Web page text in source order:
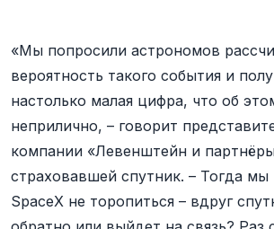
«Мы попросили астрономов
вероятность такого события и
настолько малая цифра, что об
неприлично, – говорит
компании «Левенштейн и
страховавшей спутник. – Тогда
SpaceX не торопиться – вдруг